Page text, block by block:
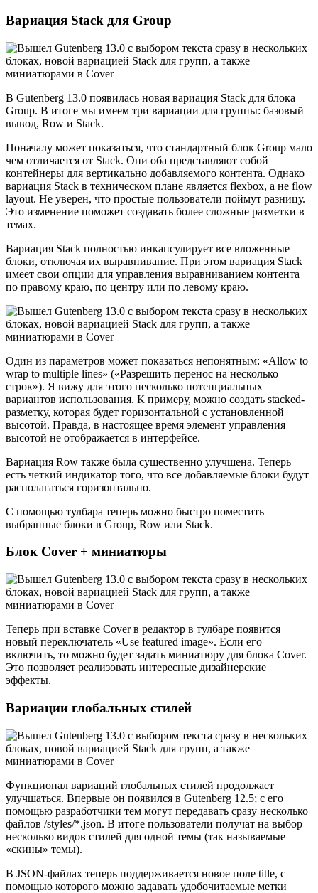
Вариация Stack для Group
В Gutenberg 13.0 появилась новая вариация Stack для блока
Group. В итоге мы имеем три вариации для группы: базовый
вывод, Row и Stack.
Поначалу может показаться, что стандартный блок Group мало
чем отличается от Stack. Они оба представляют собой
контейнеры для вертикально добавляемого контента. Однако
вариация Stack в техническом плане является flexbox, а не flow
layout. Не уверен, что простые пользователи поймут разницу.
Это изменение поможет создавать более сложные разметки в
темах.
Вариация Stack полностью инкапсулирует все вложенные
блоки, отключая их выравнивание. При этом вариация Stack
имеет свои опции для управления выравниванием контента
по правому краю, по центру или по левому краю.
Один из параметров может показаться непонятным: «Allow to
wrap to multiple lines» («Разрешить перенос на несколько
строк»). Я вижу для этого несколько потенциальных
вариантов использования. К примеру, можно создать stacked-
разметку, которая будет горизонтальной с установленной
высотой. Правда, в настоящее время элемент управления
высотой не отображается в интерфейсе.
Вариация Row также была существенно улучшена. Теперь
есть четкий индикатор того, что все добавляемые блоки будут
располагаться горизонтально.
С помощью тулбара теперь можно быстро поместить
выбранные блоки в Group, Row или Stack.
Блок Cover + миниатюры
Теперь при вставке Cover в редактор в тулбаре появится
новый переключатель «Use featured image». Если его
включить, то можно будет задать миниатюру для блока Cover.
Это позволяет реализовать интересные дизайнерские
эффекты.
Вариации глобальных стилей
Функционал вариаций глобальных стилей продолжает
улучшаться. Впервые он появился в Gutenberg 12.5; с его
помощью разработчики тем могут передавать сразу несколько
файлов /styles/*.json. В итоге пользователи получат на выбор
несколько видов стилей для одной темы (так называемые
«скины» темы).
В JSON-файлах теперь поддерживается новое поле title, с
помощью которого можно задавать удобочитаемые метки